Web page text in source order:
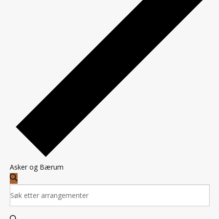
Asker og Bærum
Arrangementer
Arrangementer
Search
inn